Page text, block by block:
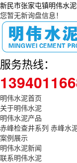
新民市张家屯镇明伟水
您暂无新询盘信息！
服务热线：
明伟水泥首页
关于明伟水泥
明伟水泥产品
赤峰检查井系列 赤峰水
案例展示
明伟水泥新闻
联系明伟水泥